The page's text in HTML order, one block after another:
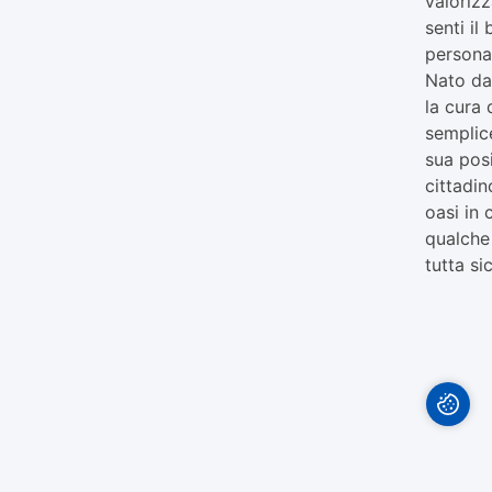
senti il
Nato
la cura
sua
oasi in
tutta